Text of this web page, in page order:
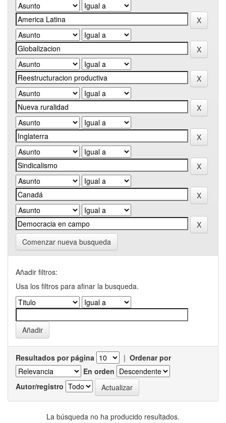
Comenzar nueva busqueda
Añadir filtros:
Usa los filtros para afinar la busqueda.
Resultados por página | Ordenar por
En orden
Autor/registro
La búsqueda no ha producido resultados.